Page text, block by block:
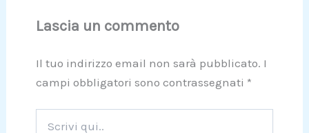
Lascia un commento
Il tuo indirizzo email non sarà pubblicato. I
campi obbligatori sono contrassegnati *
qui..